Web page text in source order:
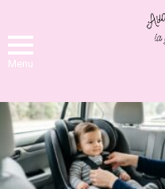
Menu
LATEST
STORIES